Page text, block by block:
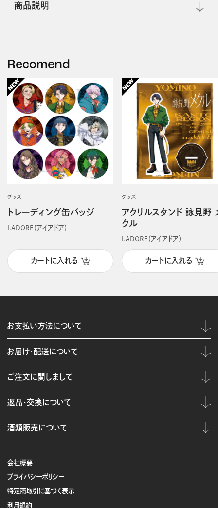
商品説明
Recomend
グッズ
トレーディング缶バッジ
I.ADORE（アイアドア）
カートに入れる
グッズ
アクリルスタンド 詠見野
クル
I.ADORE（アイアドア）
カートに入れる
会社概要
プライバシーポリシー
特定商取引に基づく表示
利用規約
お支払い方法について
お届け・配送について
ご注文に関しまして
返品・交換について
酒類販売について